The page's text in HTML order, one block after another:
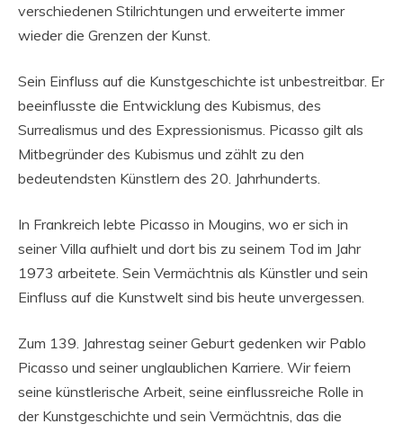
verschiedenen Stilrichtungen und erweiterte immer
wieder die Grenzen der Kunst.
Sein Einfluss auf die Kunstgeschichte ist unbestreitbar. Er
beeinflusste die Entwicklung des Kubismus, des
Surrealismus und des Expressionismus. Picasso gilt als
Mitbegründer des Kubismus und zählt zu den
bedeutendsten Künstlern des 20. Jahrhunderts.
In Frankreich lebte Picasso in Mougins, wo er sich in
seiner Villa aufhielt und dort bis zu seinem Tod im Jahr
1973 arbeitete. Sein Vermächtnis als Künstler und sein
Einfluss auf die Kunstwelt sind bis heute unvergessen.
Zum 139. Jahrestag seiner Geburt gedenken wir Pablo
Picasso und seiner unglaublichen Karriere. Wir feiern
seine künstlerische Arbeit, seine einflussreiche Rolle in
der Kunstgeschichte und sein Vermächtnis, das die